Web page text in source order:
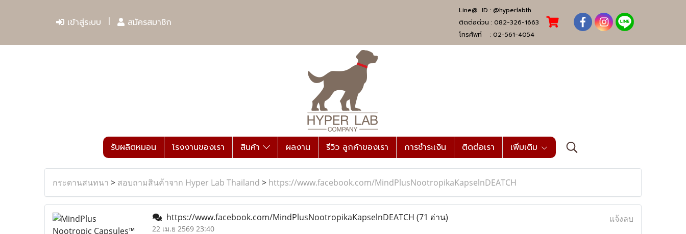
เข้าสู่ระบบ สมัครสมาชิก
Line@ ID : @hyperlabth
ติดต่อด่วน : 082-326-1663
โทรศัพท์ : 02-561-4054
รับผลิตหมอน โรงงานของเรา สินค้า ผลงาน รีวิว ลูกค้าของเรา การชำระเงิน ติดต่อเรา เพิ่มเติม
กระดานสนทนา > สอบถามสินค้าจาก Hyper Lab Thailand > https://www.facebook.com/MindPlusNootropikaKapselnDEATCH
https://www.facebook.com/MindPlusNootropikaKapselnDEATCH (71 อ่าน)
22 เม.ย 2569 23:40
แจ้งลบ